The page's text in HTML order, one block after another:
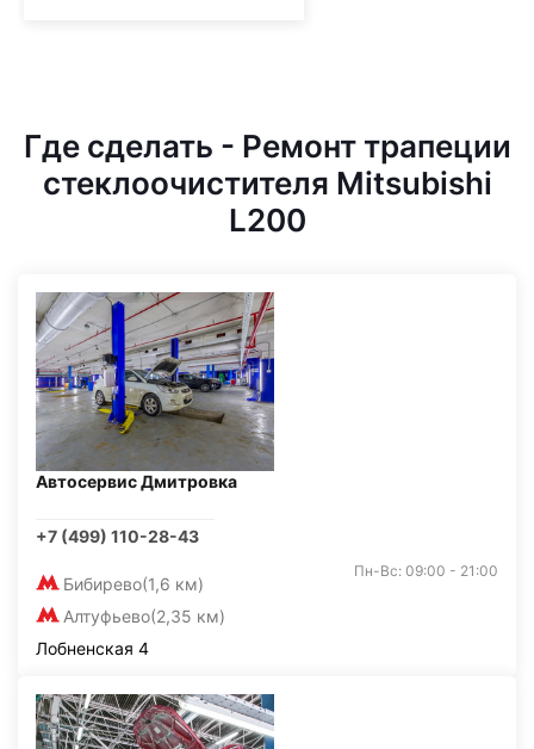
Где сделать - Ремонт трапеции
стеклоочистителя Mitsubishi
L200
Автосервис Дмитровка
+7 (499) 110-28-43
Бибирево(1,6 км)
Алтуфьево(2,35 км)
Пн-Вс: 09:00 - 21:00
Лобненская 4